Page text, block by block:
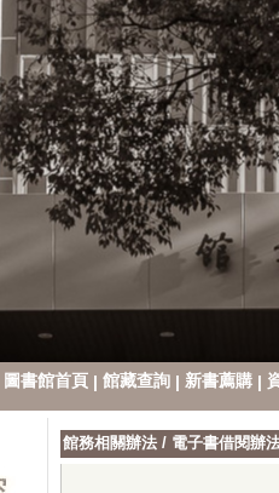
圖書館首頁 | 館藏查詢| 新書薦購|
館務相關辦法 / 電子書借閱辦